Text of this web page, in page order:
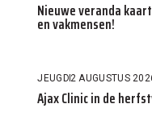
Nieuwe veranda
en vakmensen!
JEUGD2 AUGUSTUS
Ajax Clinic in de